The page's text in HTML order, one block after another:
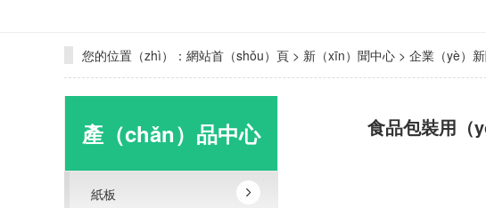
您的位置（zhì）： 網站首（shǒu）頁 > 新（xīn）聞中心 > 企業（yè）
產（chǎn）品中心
紙板
食品包裝用（